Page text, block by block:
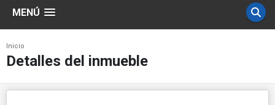
MENÚ
Inicio
Detalles del inmueble